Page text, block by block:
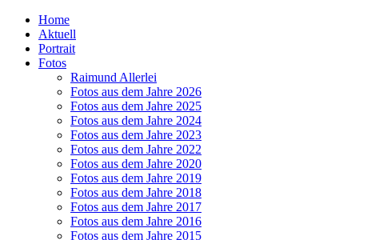
Home
Aktuell
Portrait
Fotos
Raimund Allerlei
Fotos aus dem Jahre 2026
Fotos aus dem Jahre 2025
Fotos aus dem Jahre 2024
Fotos aus dem Jahre 2023
Fotos aus dem Jahre 2022
Fotos aus dem Jahre 2020
Fotos aus dem Jahre 2019
Fotos aus dem Jahre 2018
Fotos aus dem Jahre 2017
Fotos aus dem Jahre 2016
Fotos aus dem Jahre 2015